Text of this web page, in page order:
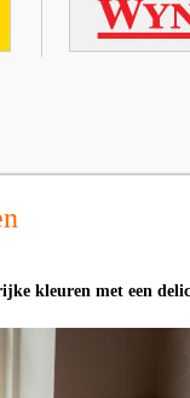
kleuren met een